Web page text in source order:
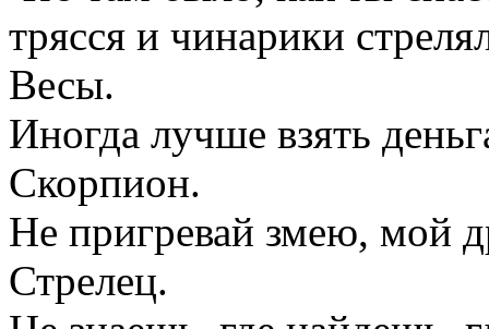
трясся и чинарики
Весы.
Иногда лучше взять
Скорпион.
Не пригревай змею, мой
Стрелец.